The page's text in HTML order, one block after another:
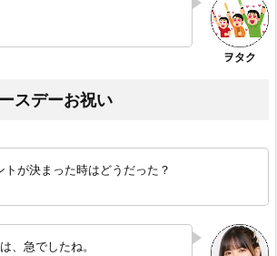
スデーお祝い
トが決まった時はどうだった？
、急でしたね。